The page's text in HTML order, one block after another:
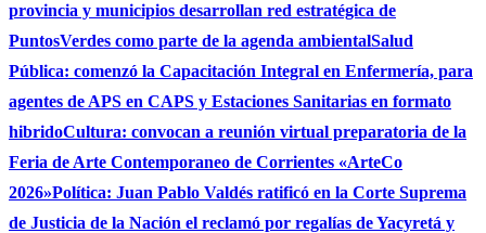
provincia y municipios desarrollan red estratégica de
PuntosVerdes como parte de la agenda ambientalSalud
Pública: comenzó la Capacitación Integral en Enfermería, para
agentes de APS en CAPS y Estaciones Sanitarias en formato
hibridoCultura: convocan a reunión virtual preparatoria de la
Feria de Arte Contemporaneo de Corrientes «ArteCo
2026»Política: Juan Pablo Valdés ratificó en la Corte Suprema
de Justicia de la Nación el reclamó por regalías de Yacyretá y